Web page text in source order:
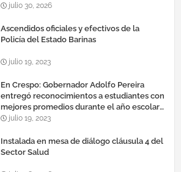
julio 30, 2026
Ascendidos oficiales y efectivos de la
Policía del Estado Barinas
julio 19, 2023
En Crespo: Gobernador Adolfo Pereira
entregó reconocimientos a estudiantes con
mejores promedios durante el año escolar
2022 – 2023
julio 19, 2023
Instalada en mesa de diálogo cláusula 4 del
Sector Salud